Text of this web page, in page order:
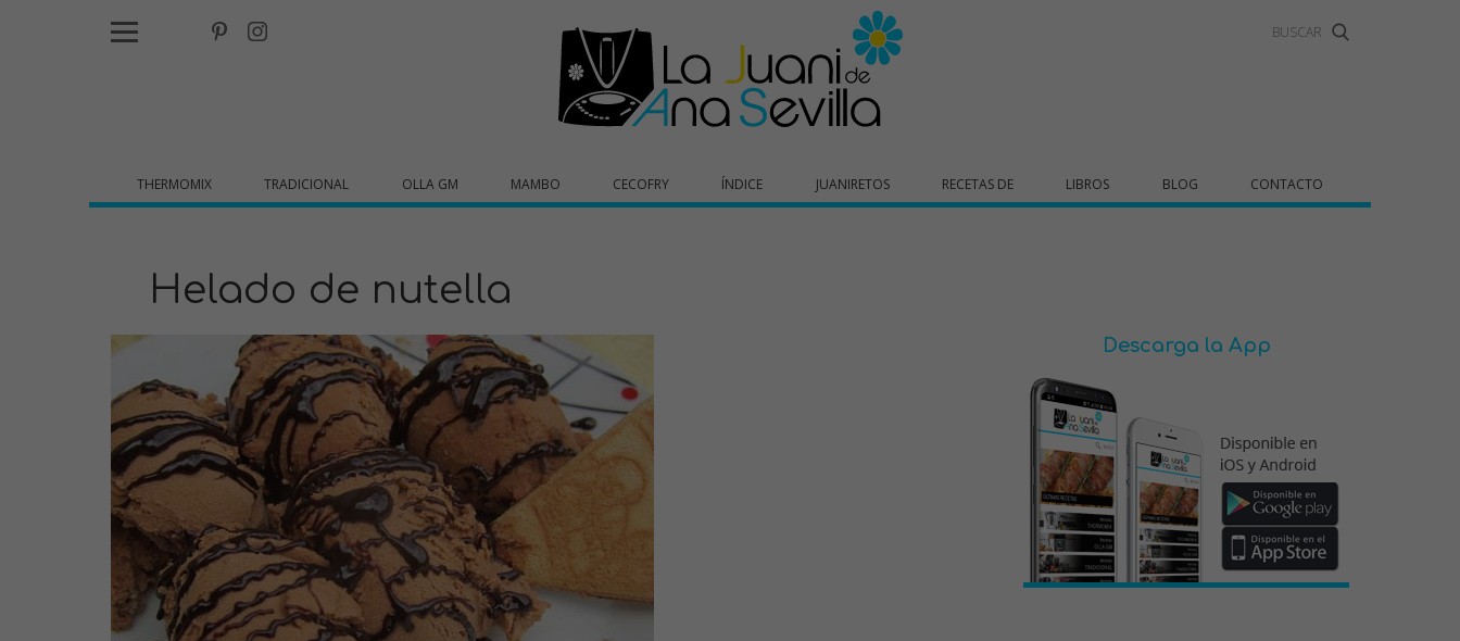
THERMOMIX TRADICIONAL OLLA GM MAMBO CECOFRY ÍNDICE JUANIRETOS RECETAS DE LIBROS BLOG CONTACTO
Helado de nutella
Descarga la App